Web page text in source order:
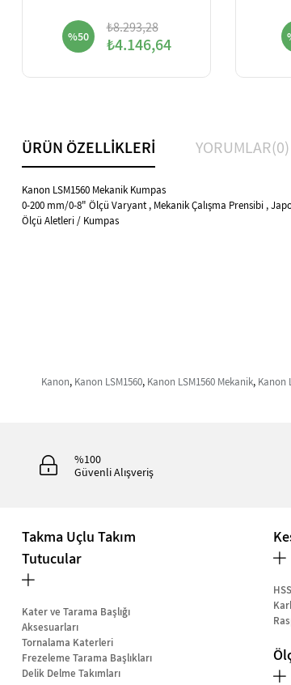
%50 ₺8.293,28
₺4.146,64
ÜRÜN ÖZELLIKLERI YORUMLAR(0)
Kanon LSM1560 Mekanik Kumpas
0-200 mm/0-8" Ölçü Varyant , Mekanik Çalışma Prensibi ,
Ölçü Aletleri / Kumpas
Kanon, Kanon LSM1560, Kanon LSM1560 Mekanik, Kanon
%100
Güvenli Alışveriş
Takma Uçlu Takım
Tutucular
Kater ve Tarama Başlığı
Aksesuarları
Tornalama Katerleri
Frezeleme Tarama Başlıkları
Delik Delme Takımları